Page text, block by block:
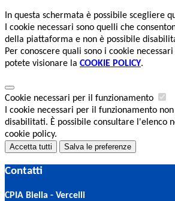
In questa schermata è possibile scegliere
I cookie necessari sono quelli che
della piattaforma e non è possibile
Per conoscere quali sono i cookie
potete visionare la COOKIE POLICY.
Cookie necessari per il funzionamento
I cookie necessari per il funzionamento
disabilitati. È possibile consultare l'elenco
cookie policy.
Accetta tutti Salva le preferenze
Contatti
CPIA Biella - Vercelli